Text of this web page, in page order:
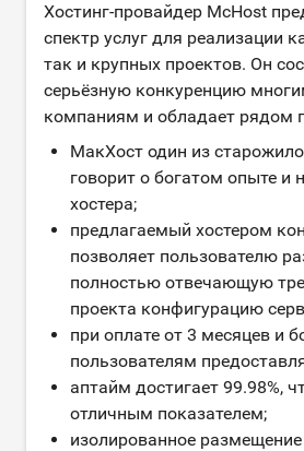
Хостинг-провайдер McHost
спектр услуг для реализации
так и крупных проектов. Он
серьёзную конкуренцию
компаниям и обладает рядом
МакХост один из
говорит о богатом опыте и
хостера;
предлагаемый хостером
позволяет пользователю
полностью отвечающую
проекта конфигурацию
при оплате от 3 месяцев и
пользователям
аптайм достигает 99.98%,
отличным показателем;
изолированное